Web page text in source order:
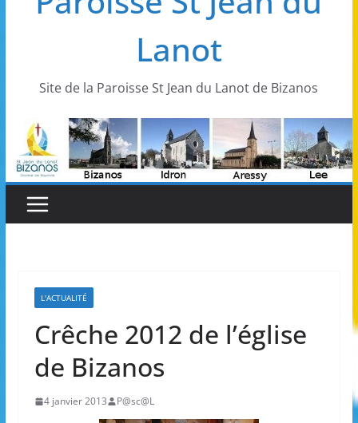
Lanot
Site de la Paroisse St Jean du Lanot de Bizanos
L'ACTUALITÉ
Crêche 2012 de l’église
de Bizanos
4 janvier 2013 P@sc@L